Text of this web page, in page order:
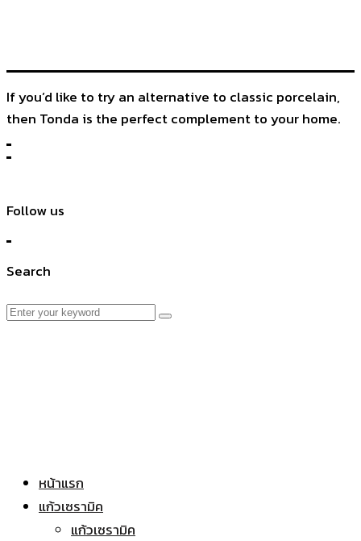
If you’d like to try an alternative to classic porcelain,
then Tonda is the perfect complement to your home.
Follow us
Search
หน้าแรก
แก้วเซรามิค
แก้วเซรามิค